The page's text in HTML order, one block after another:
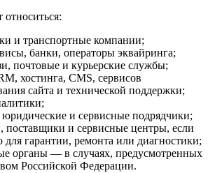
и транспортные компании;
банки, операторы эквайринга;
почтовые и курьерские службы;
хостинга, CMS, сервисов
сайта и технической поддержки;
юридические и сервисные подрядчики;
поставщики и сервисные центры, если
для гарантии, ремонта или диагностики;
органы — в случаях, предусмотренных
Российской Федерации.